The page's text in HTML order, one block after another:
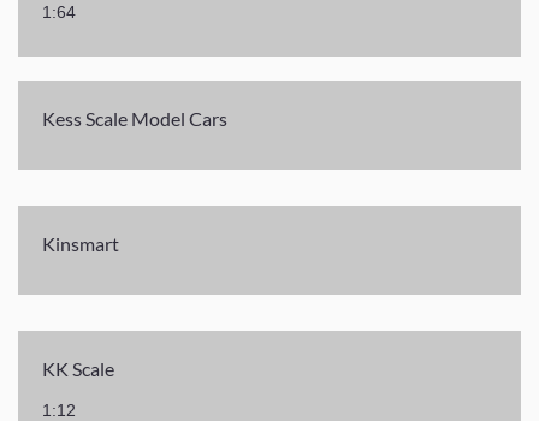
1:64
Kess Scale Model Cars
Kinsmart
KK Scale
1:12